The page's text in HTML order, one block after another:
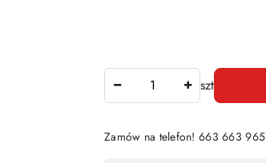
szt
Zamów na telefon! 663 663 965